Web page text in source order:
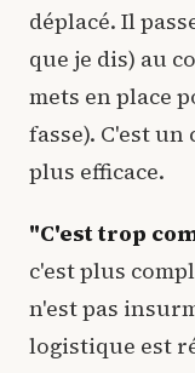
déplacé. Il
que je dis) au
mets en place
fasse). C'est
plus efficace.
"C'est trop
c'est plus
n'est pas
logistique est